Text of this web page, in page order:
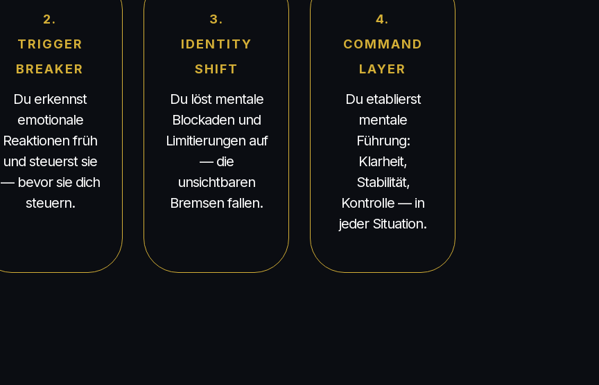
2.
TRIGGER
BREAKER
Du erkennst
emotionale
Reaktionen früh
und steuerst sie
— bevor sie dich
steuern.
3.
IDENTITY
SHIFT
Du löst mentale
Blockaden und
Limitierungen auf
— die
unsichtbaren
Bremsen fallen.
4.
COMMAND
LAYER
Du etablierst
mentale
Führung:
Klarheit,
Stabilität,
Kontrolle — in
jeder Situation.